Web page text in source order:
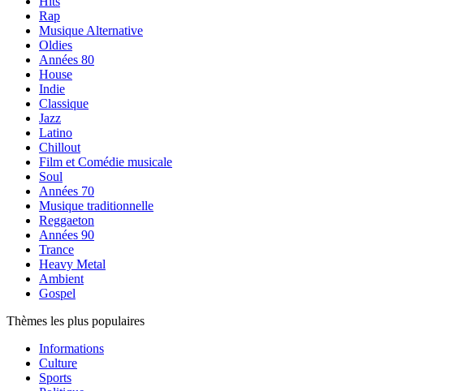
Rap
Musique Alternative
Oldies
Années 80
House
Indie
Classique
Jazz
Latino
Chillout
Film et Comédie musicale
Soul
Années 70
Musique traditionnelle
Reggaeton
Années 90
Trance
Heavy Metal
Ambient
Gospel
Thèmes les plus populaires
Informations
Culture
Sports